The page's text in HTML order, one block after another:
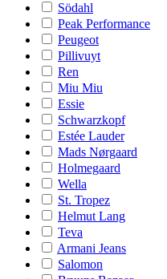
Södahl
Peak Performance
Peugeot
Pillivuyt
Ren
Miu Miu
Essie
Schwarzkopf
Estée Lauder
Mads Nørgaard
Holmegaard
Wella
St. Tropez
Helmut Lang
Teva
Armani Jeans
Salomon